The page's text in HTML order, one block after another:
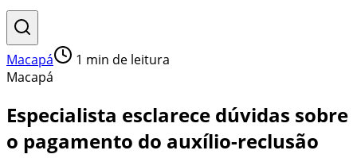
Macapá 1 min de leitura
Macapá
Especialista esclarece dúvidas sobre
o pagamento do auxílio-reclusão